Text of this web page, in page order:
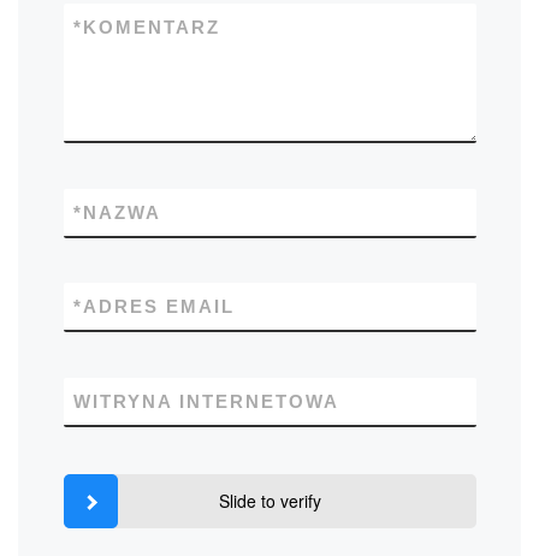
KOMENTARZ
*
NAZWA
*
ADRES EMAIL
*
WITRYNA INTERNETOWA
Slide to verify